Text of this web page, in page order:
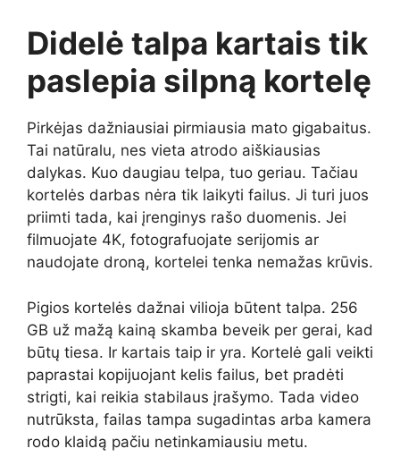
Didelė talpa kartais tik
paslepia silpną kortelę
Pirkėjas dažniausiai pirmiausia mato gigabaitus.
Tai natūralu, nes vieta atrodo aiškiausias
dalykas. Kuo daugiau telpa, tuo geriau. Tačiau
kortelės darbas nėra tik laikyti failus. Ji turi juos
priimti tada, kai įrenginys rašo duomenis. Jei
filmuojate 4K, fotografuojate serijomis ar
naudojate droną, kortelei tenka nemažas krūvis.
Pigios kortelės dažnai vilioja būtent talpa. 256
GB už mažą kainą skamba beveik per gerai, kad
būtų tiesa. Ir kartais taip ir yra. Kortelė gali veikti
paprastai kopijuojant kelis failus, bet pradėti
strigti, kai reikia stabilaus įrašymo. Tada video
nutrūksta, failas tampa sugadintas arba kamera
rodo klaidą pačiu netinkamiausiu metu.